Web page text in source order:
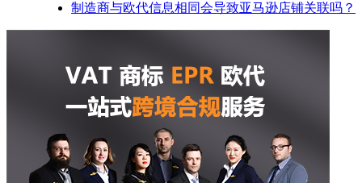
制造商与欧代信息相同会导致亚马逊店铺关联吗？